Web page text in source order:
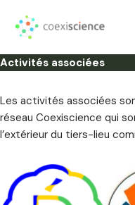
Aller
au
contenu
Activités associées
Les activités associées
réseau Coexiscience qui
l’extérieur du tiers-lieu